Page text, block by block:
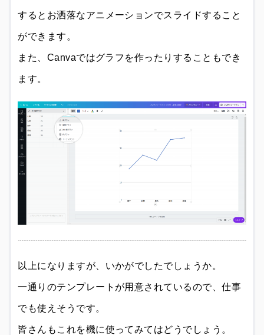
するとお洒落なアニメーションでスライドすること
ができます。
また、Canvaではグラフを作ったりすることもでき
ます。
以上になりますが、いかがでしたでしょうか。
一通りのテンプレートが用意されているので、仕事
でも使えそうです。
皆さんもこれを機に使ってみてはどうでしょう。